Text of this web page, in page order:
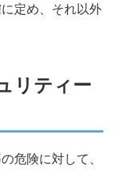
定め、それ以外
リティー
危険に対して、